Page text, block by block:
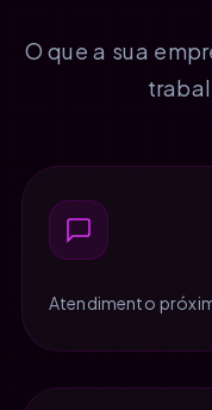
O que a sua
Atendimento